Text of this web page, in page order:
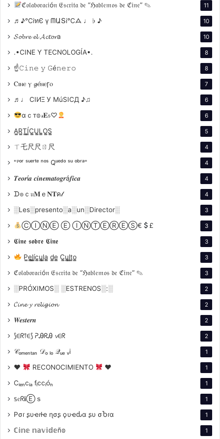
ℭ𝔬𝔩𝔞𝔟𝔬𝔯𝔞𝔠𝔦ó𝔫 𝔈𝔰𝔠𝔯𝔦𝔱𝔞 𝔡𝔢 “ℌ𝔞𝔟𝔩𝔢𝔪𝔬𝔰 𝔡𝔢 ℭ𝔦𝔫𝔢” ✎ 11
♬♪℃іทЄ ү ᗰԱՏі℃ᗋ ♩ ♭ ♪ 10
𝓢𝓸𝓫𝓻𝓮 𝓮𝓵 𝓐𝓬𝓽𝓸𝓻a 10
.•CINE Y TECNOLOGÍA•. 8
☝𝙲𝚒𝚗𝚎 𝚢 𝙶é𝚗𝚎𝚛𝚘 8
Ⲥⲓⲛⲉ ⲩ 𝓰ⲉ́ⲛⲉꞅⲟ 7
♬♩ CIИΞ У MúSICД ♪♫ 6
αｃт𝕠𝓇𝐄𝔰♡ 6
A̳R̳T̳Í̳C̳U̳L̳O̳S̳ 5
ㄒ乇尺尺ㄖ尺 4
"ᴾᵒʳ ˢᵘᵉʳᵗᵉ ⁿᵒˢ Qᵘᵉᵈᵒ ˢᵘ ᵒᵇʳᵃ" 4
𝑻𝒆𝒐𝒓í𝒂 𝒄𝒊𝒏𝒆𝒎𝒂𝒕𝒐𝒈𝒓á𝒇𝒊𝒄𝒂 4
ᗪ๏ｃ𝔲𝐌ｅ𝐍𝐓ค𝓁 4
░Les░presento░a░un░Director░ 3
ⒸⒾⓃⒺ Ⓔ ⒾⓃⓉⒺⓇⒺⓈ€ £ 3
𝕮𝖎𝖓𝖊 𝖘𝖔𝖇𝖗𝖊 𝕮𝖎𝖓𝖊 3
P̳e̳l̳í̳c̳u̳l̳a̳ d̳e̳ C̳u̳l̳t̳o̳ 3
ℭ𝔬𝔩𝔞𝔟𝔬𝔯𝔞𝔠𝔦ó𝔫 𝔈𝔰𝔠𝔯𝔦𝔱𝔞 𝔡𝔢 “ℌ𝔞𝔟𝔩𝔢𝔪𝔬𝔰 𝔡𝔢 ℭ𝔦𝔫𝔢” ✎ 3
░PRÓXIMOS░ ░ESTRENOS░:░ 2
𝓒𝓲𝓷𝓮 𝔂 𝓻𝓮𝓵𝓲𝓰𝓲𝓸𝓷 2
𝑾𝒆𝒔𝒕𝒆𝒓𝒏 2
⟆∈ᖇ⫯∈⟆ ᕈᎯᖇᎯ 𝓿∈ᖇ 2
𝒞ₒₘₑₙₜₐₙ 𝒟ₒ ₗₒ 𝒬ᵤₑ ᵥi 1
♥ RECONOCIMIENTO ♥ 1
Cᵢₑₙcᵢₐ fᵢccᵢóₙ 1
𝕤𝔢ᖇ𝐢Ⓔｓ 1
Pσɾ ʂυҽɾƚҽ ɳσʂ ϙυҽԃα ʂυ σႦɾα 1
ℂ𝕚𝕟𝕖 𝕟𝕒𝕧𝕚𝕕𝕖ñ𝕠 1